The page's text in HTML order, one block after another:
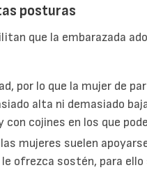
posturas
que la embarazada
por lo que la mujer de
alta ni demasiado
cojines en los que
mujeres suelen
ofrezca sostén, para